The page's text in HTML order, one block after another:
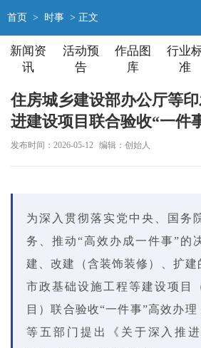
首页 > 时事 > 正文
新闻资
讯
活动预
告
作品图
库
行业
准
住房城乡建设部办公厅等
进建设项目联合验收“一件
发布时间：2026-05-12 编辑：创始人
为深入贯彻落实党中央、国务
务、推动“高效办成一件事”的
建、改建（含装饰装修）、扩建
市政基础设施工程等建设项目
目）联合验收“一件事”高效办
等五部门提出《关于深入推